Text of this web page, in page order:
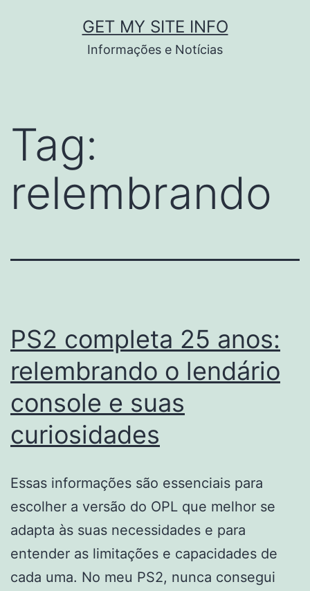
GET MY SITE INFO
Informações e Notícias
Tag:
relembrando
PS2 completa 25 anos:
relembrando o lendário
console e suas
curiosidades
Essas informações são essenciais para
escolher a versão do OPL que melhor se
adapta às suas necessidades e para
entender as limitações e capacidades de
cada uma. No meu PS2, nunca consegui